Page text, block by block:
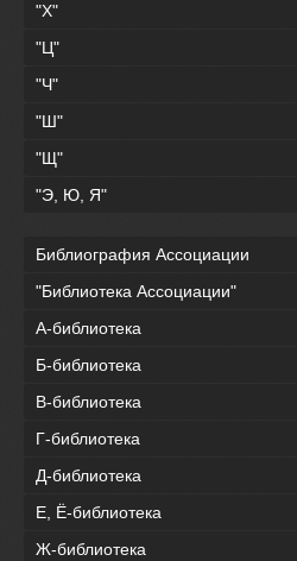
"Х"
"Ц"
"Ч"
"Ш"
"Щ"
"Э, Ю, Я"
Библиография Ассоциации
"Библиотека Ассоциации"
А-библиотека
Б-библиотека
В-библиотека
Г-библиотека
Д-библиотека
Е, Ё-библиотека
Ж-библиотека